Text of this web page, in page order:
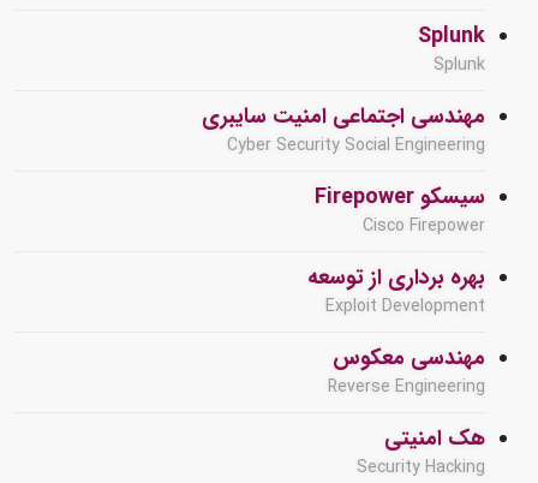
Splunk
Splunk
مهندسی اجتماعی امنیت سایبری
Cyber Security Social Engineering
سیسکو Firepower
Cisco Firepower
بهره برداری از توسعه
Exploit Development
مهندسی معکوس
Reverse Engineering
هک امنیتی
Security Hacking